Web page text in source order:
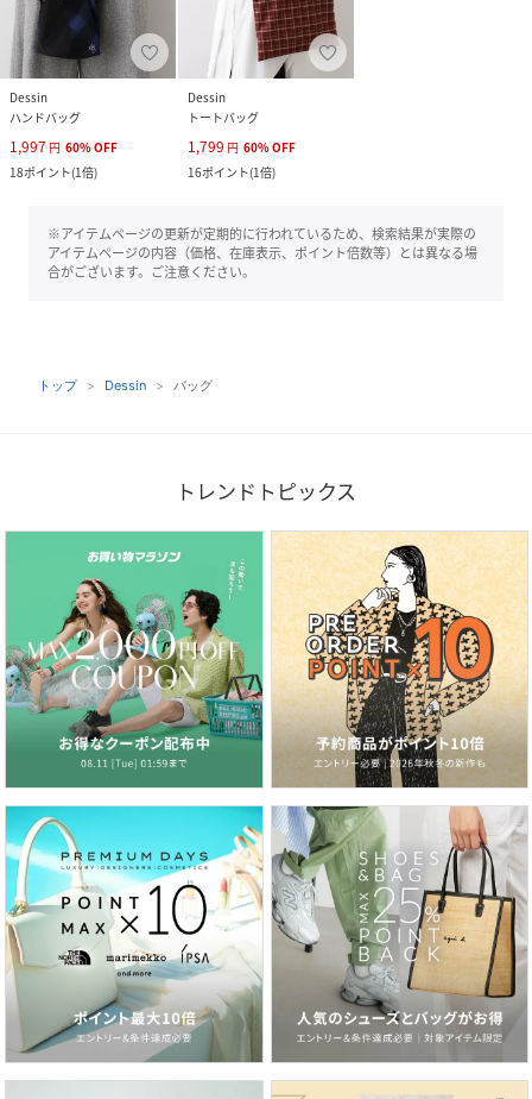
Dessin
ハンドバッグ
1,997 円 60%OFF
18ポイント(1倍)
Dessin
トートバッグ
1,799 円 60%OFF
16ポイント(1倍)
※アイテムページの更新が定期的に行われているため、検索結果が実際の
アイテムページの内容（価格、在庫表示、ポイント倍数等）とは異なる場
合がございます。ご注意ください。
トップ Dessin バッグ
トレンドトピックス